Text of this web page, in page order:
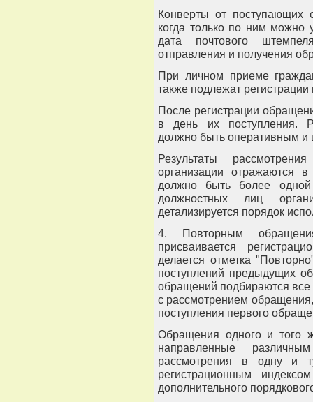
Конверты от поступающих
когда только по ним можно
дата почтового
отправления и получения
При личном приеме
также подлежат
После регистрации
в день их поступления.
должно быть оперативным
Результаты
организации
должно быть более
должностных лиц
детализируется порядок
4. Повторным
присваивается
делается отметка
поступлений предыдущих
обращений подбираются
с рассмотрением
поступления первого
Обращения одного и того
направленные
рассмотрения в одну и
регистрационным
дополнительного